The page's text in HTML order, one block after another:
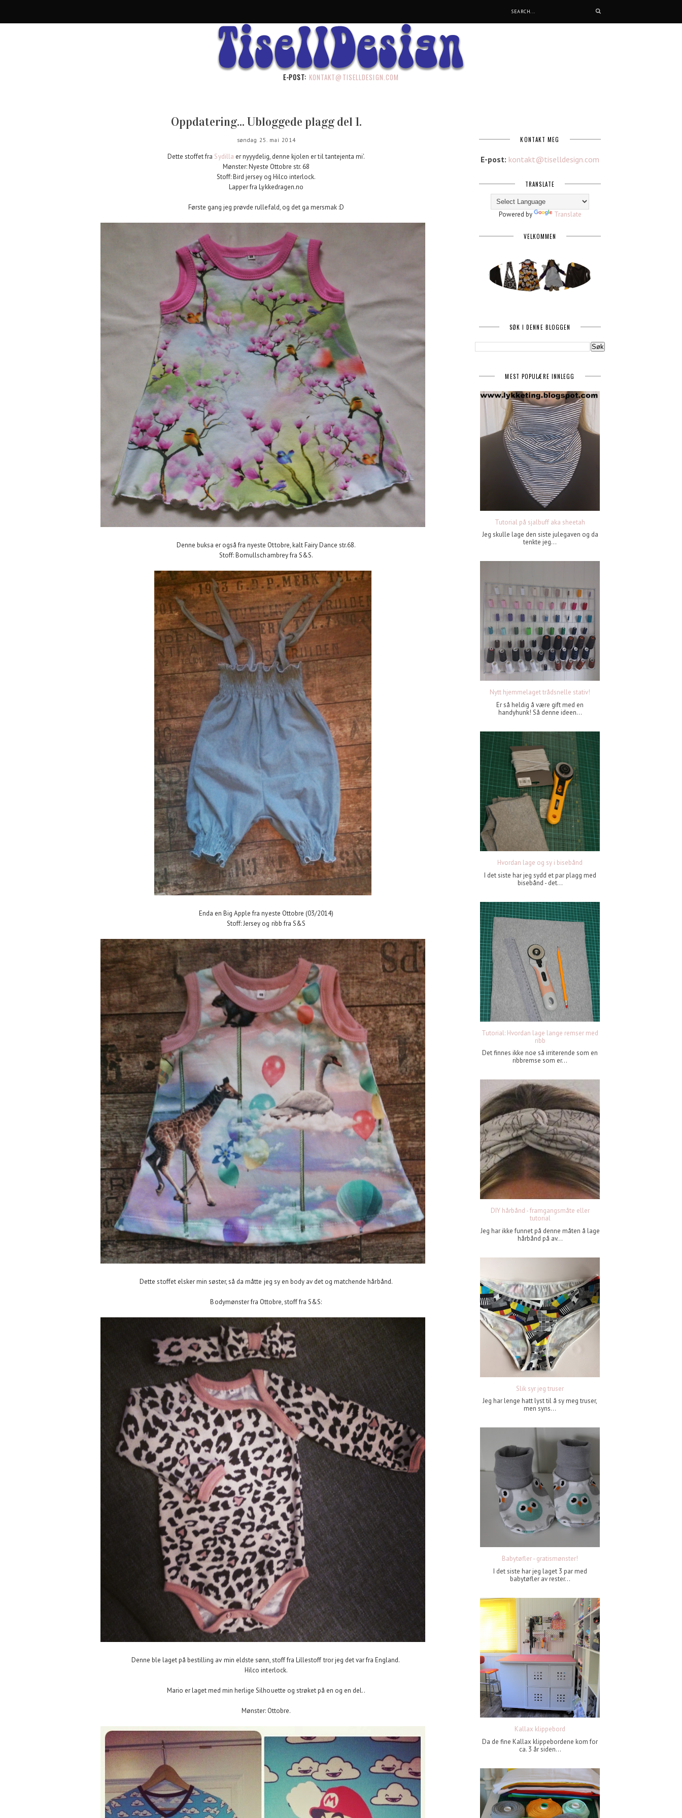
E-POST: KONTAKT@TISELLDESIGN.COM
Oppdatering... Ubloggede plagg del 1.
søndag 25. mai 2014
Dette stoffet fra Sydilla er nyyydelig, denne kjolen er til tantejenta mi'.
Mønster: Nyeste Ottobre str. 68
Stoff: Bird jersey og Hilco interlock.
Lapper fra Lykkedragen.no
Første gang jeg prøvde rullefald, og det ga mersmak :D
Denne buksa er også fra nyeste Ottobre, kalt Fairy Dance str.68.
Stoff: Bomullschambrey fra S&S.
Enda en Big Apple fra nyeste Ottobre (03/2014)
Stoff: Jersey og ribb fra S&S
Dette stoffet elsker min søster, så da måtte jeg sy en body av det og matchende hårbånd.
Bodymønster fra Ottobre, stoff fra S&S:
Denne ble laget på bestilling av min eldste sønn, stoff fra Lillestoff tror jeg det var fra England.
Hilco interlock.
Mario er laget med min herlige Silhouette og strøket på en og en del..
Mønster: Ottobre.
KONTAKT MEG
E-post: kontakt@tiselldesign.com
TRANSLATE
Powered by Translate
VELKOMMEN
SØK I DENNE BLOGGEN
MEST POPULÆRE INNLEGG
Tutorial på sjalbuff aka sheetah
Jeg skulle lage den siste julegaven og da
tenkte jeg...
Nytt hjemmelaget trådsnelle stativ!
Er så heldig å være gift med en
handyhunk! Så denne ideen...
Hvordan lage og sy i bisebånd
I det siste har jeg sydd et par plagg med
bisebånd - det...
Tutorial: Hvordan lage lange remser med
ribb
Det finnes ikke noe så irriterende som en
ribbremse som er...
DIY hårbånd - framgangsmåte eller
tutorial
Jeg har ikke funnet på denne måten å lage
hårbånd på av...
Slik syr jeg truser
Jeg har lenge hatt lyst til å sy meg truser,
men syns...
Babytøfler - gratismønster!
I det siste har jeg laget 3 par med
babytøfler av rester...
Kallax klippebord
Da de fine Kallax klippebordene kom for
ca. 3 år siden...